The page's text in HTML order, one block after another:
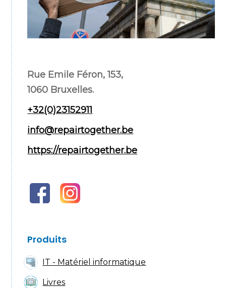
Rue Emile Féron, 153,
1060 Bruxelles.
+32(0)23152911
info@repairtogether.be
https://repairtogether.be
Produits
IT - Matériel informatique
Livres